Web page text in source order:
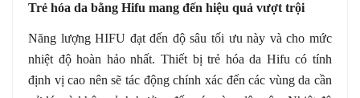
Trẻ hóa da bằng Hifu mang đến hiệu quả vượt trội
Năng lượng HIFU đạt đến độ sâu tối ưu này và cho mức
nhiệt độ hoàn hảo nhất. Thiết bị trẻ hóa da Hifu có tính
định vị cao nên sẽ tác động chính xác đến các vùng da cần